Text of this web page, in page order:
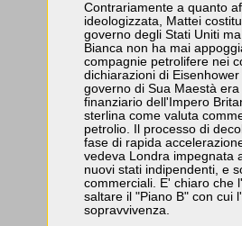
Contrariamente a quanto
ideologizzata, Mattei
governo degli Stati Uniti
Bianca non ha mai
compagnie petrolifere nei
dichiarazioni di
governo di Sua Maestà
finanziario dell'Impero
sterlina come valuta
petrolio. Il processo di
fase di rapida
vedeva Londra impegnata
nuovi stati indipendenti, e
commerciali. E' chiaro che
saltare il "Piano B" con cui
sopravvivenza.